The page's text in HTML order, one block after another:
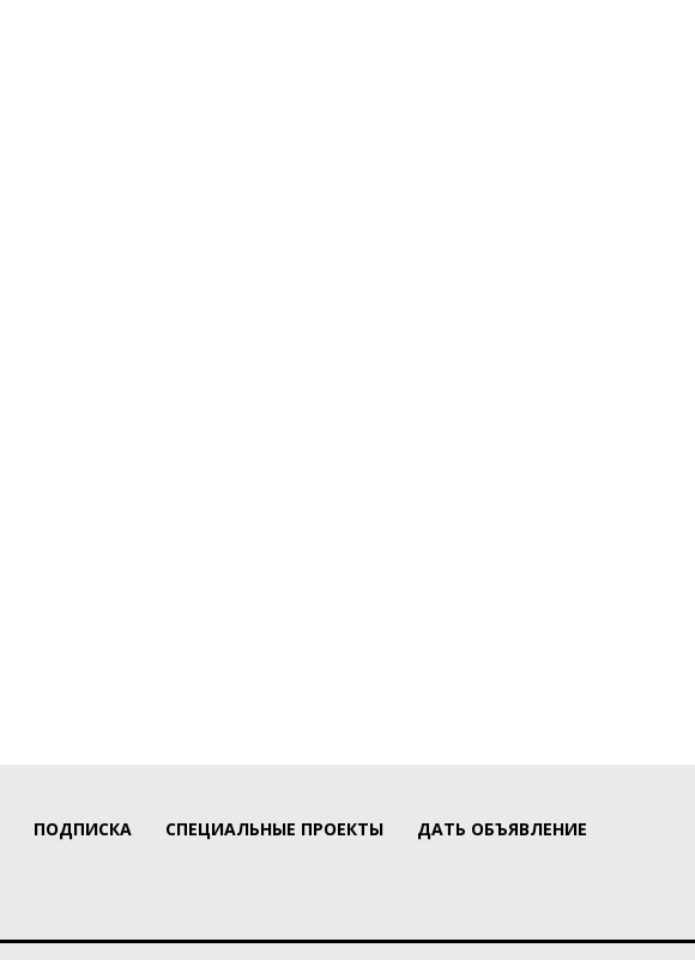
ПОДПИСКА СПЕЦИАЛЬНЫЕ ПРОЕКТЫ ДАТЬ ОБЪЯВЛЕНИЕ